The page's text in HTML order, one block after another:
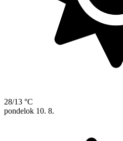
28/13 °C
pondelok 10. 8.